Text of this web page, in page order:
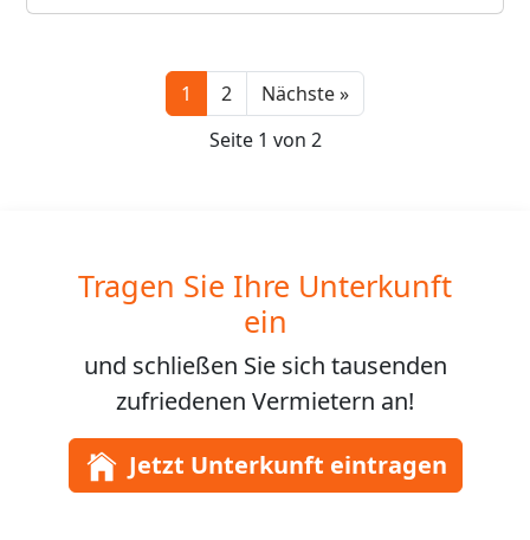
1 2 Nächste »Next
Seite 1 von 2
Tragen Sie Ihre Unterkunft
ein
und schließen Sie sich tausenden
zufriedenen Vermietern an!
Jetzt Unterkunft eintragen